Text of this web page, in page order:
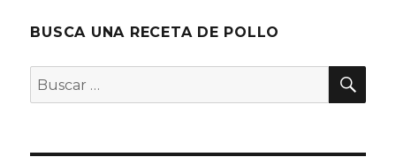
BUSCA UNA RECETA DE POLLO
Buscar
por: